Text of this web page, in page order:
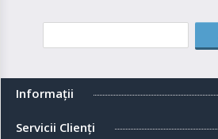
Informaţii
Servicii Clienţi